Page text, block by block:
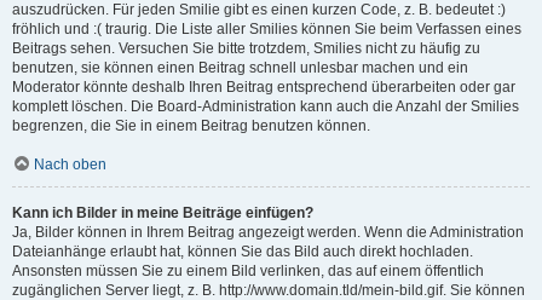
auszudrücken. Für jeden Smilie gibt es einen kurzen Code, z. B. bedeutet :)
fröhlich und :( traurig. Die Liste aller Smilies können Sie beim Verfassen eines
Beitrags sehen. Versuchen Sie bitte trotzdem, Smilies nicht zu häufig zu
benutzen, sie können einen Beitrag schnell unlesbar machen und ein
Moderator könnte deshalb Ihren Beitrag entsprechend überarbeiten oder gar
komplett löschen. Die Board-Administration kann auch die Anzahl der Smilies
begrenzen, die Sie in einem Beitrag benutzen können.
Nach oben
Kann ich Bilder in meine Beiträge einfügen?
Ja, Bilder können in Ihrem Beitrag angezeigt werden. Wenn die Administration
Dateianhänge erlaubt hat, können Sie das Bild auch direkt hochladen.
Ansonsten müssen Sie zu einem Bild verlinken, das auf einem öffentlich
zugänglichen Server liegt, z. B. http://www.domain.tld/mein-bild.gif. Sie können